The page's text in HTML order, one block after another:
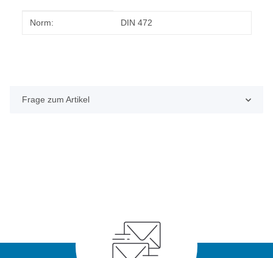
Produkteigenschaft
Wert
Norm: DIN 472
Frage zum Artikel